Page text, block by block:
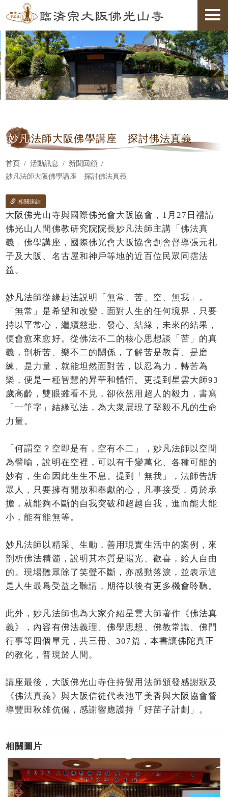
妙凡法師大阪佛學講座 探討佛法真義
首頁 活動訊息
新聞回顧
妙凡法師大阪佛學講座 探討佛法真義
相關連結
大阪佛光山寺與國際佛光會大阪協會，1月27日禮請
佛光山人間佛教研究院院長妙凡法師主講「佛法真
義」佛學講座，國際佛光會大阪協會創會督導張元礼
子及大阪、名古屋和神戶等地的近百位民眾同霑法
益。
妙凡法師從緣起法説明「無常、苦、空、無我」。
「無常」是希望和改變，面對人生的任何境界，只要
持以平常心，繼續慈悲、發心、結緣，未來的結果，
便會愈來愈好。從佛法不二的核心思想談「苦」的真
義，剖析苦、樂不二的關係，了解苦是教育、是磨
練、是力量，就能坦然面對苦，以忍為力，轉苦為
樂，便是一種智慧的昇華和體悟。更提到星雲大師93
歲高齡，雙眼雖看不見，卻依然用超人的毅力，書寫
「一筆字」結緣弘法，為大衆展現了堅毅不凡的生命
力量。
「何謂空？空即是有，空有不二」，妙凡法師以空間
為譬喻，說明在空裡，可以有千變萬化、各種可能的
妙有，生命因此生生不息。提到「無我」，法師告訴
眾人，只要擁有開放和奉獻的心，凡事接受，勇於承
擔，就能夠不斷的自我突破和超越自我，進而能大能
小，能有能無等。
妙凡法師以精采、生動，善用現實生活中的案例，來
剖析佛法精髓，說明其本質是陽光、歡喜，給人自由
的。現場聽眾除了笑聲不斷，亦感動落淚，並表示這
是人生最爲受益之聽講，期待以後有更多機會聆聽。
此外，妙凡法師也為大家介紹星雲大師著作《佛法真
義》，內容有佛法義理、佛學思想、佛教常識、佛門
行事等四個單元，共三冊、307篇，本書讓佛陀真正
的教化，普現於人間。
講座最後，大阪佛光山寺住持覺用法師頒發感謝狀及
《佛法真義》與大阪信徒代表池平美香與大阪協會督
導豐田秋雄伉儷，感謝響應護持「好苗子計劃」。
相關圖片